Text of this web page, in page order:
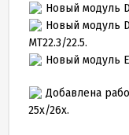
Новый модуль
Новый модуль
MT22.3/22.5.
Новый модуль
Добавлена
25x/26x.